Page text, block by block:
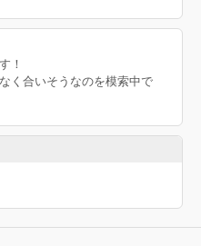
！
く合いそうなのを模索中で